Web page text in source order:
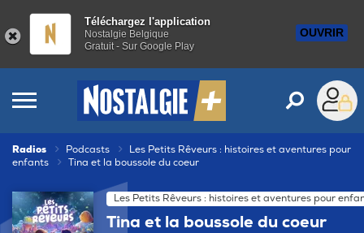
Téléchargez l'application
Nostalgie Belgique
Gratuit - Sur Google Play
OUVRIR
Radios Podcasts
Les Petits Rêveurs : histoires et aventures pour
enfants
Tina et la boussole du coeur
Les Petits Rêveurs : histoires et aventures pour
Tina et la boussole du coeur